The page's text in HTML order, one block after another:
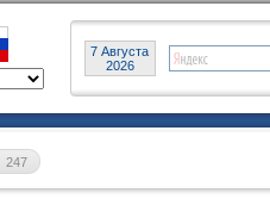
7 Августа
2026
247